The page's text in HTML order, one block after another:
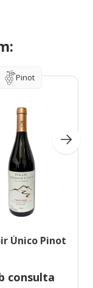
Pinot
Único Pinot
consulta